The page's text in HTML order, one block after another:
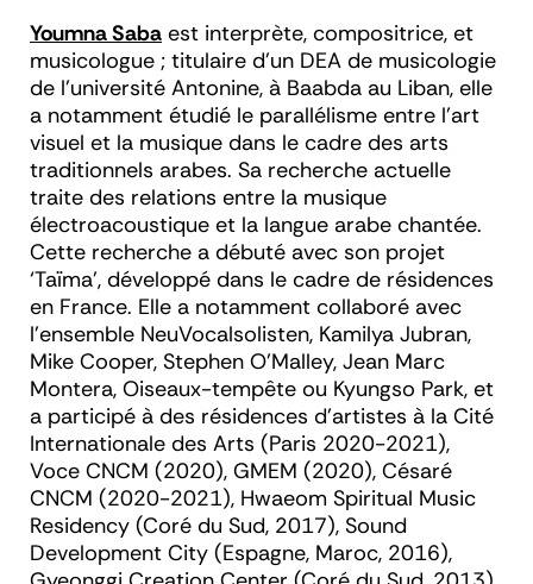
Youmna Saba est interprète, compositrice, et
musicologue ; titulaire d’un DEA de musicologie
de l’université Antonine, à Baabda au Liban, elle
a notamment étudié le parallélisme entre l’art
visuel et la musique dans le cadre des arts
traditionnels arabes. Sa recherche actuelle
traite des relations entre la musique
électroacoustique et la langue arabe chantée.
Cette recherche a débuté avec son projet
‘Taïma’, développé dans le cadre de résidences
en France. Elle a notamment collaboré avec
l’ensemble NeuVocalsolisten, Kamilya Jubran,
Mike Cooper, Stephen O’Malley, Jean Marc
Montera, Oiseaux-tempête ou Kyungso Park, et
a participé à des résidences d’artistes à la Cité
Internationale des Arts (Paris 2020-2021),
Voce CNCM (2020), GMEM (2020), Césaré
CNCM (2020-2021), Hwaeom Spiritual Music
Residency (Coré du Sud, 2017), Sound
Development City (Espagne, Maroc, 2016),